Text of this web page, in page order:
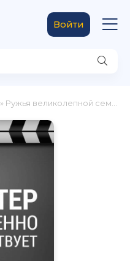
Войти
» Ружья великолепной семерки